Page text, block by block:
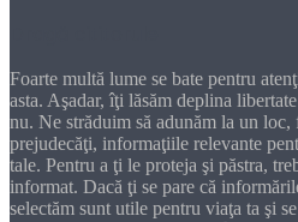
Foarte multă lume se bate pentru
asta. Aşadar, îţi lăsăm deplina
nu. Ne străduim să adunăm la un loc,
prejudecăţi, informaţiile relevante
tale. Pentru a ţi le proteja şi păstra,
informat. Dacă ţi se pare că
selectăm sunt utile pentru viaţa ta şi